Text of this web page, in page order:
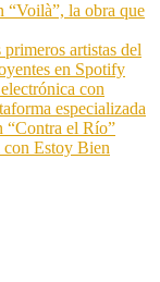
la obra que
artistas del
en Spotify
con
especializada
“Contra el Río”
con Estoy Bien